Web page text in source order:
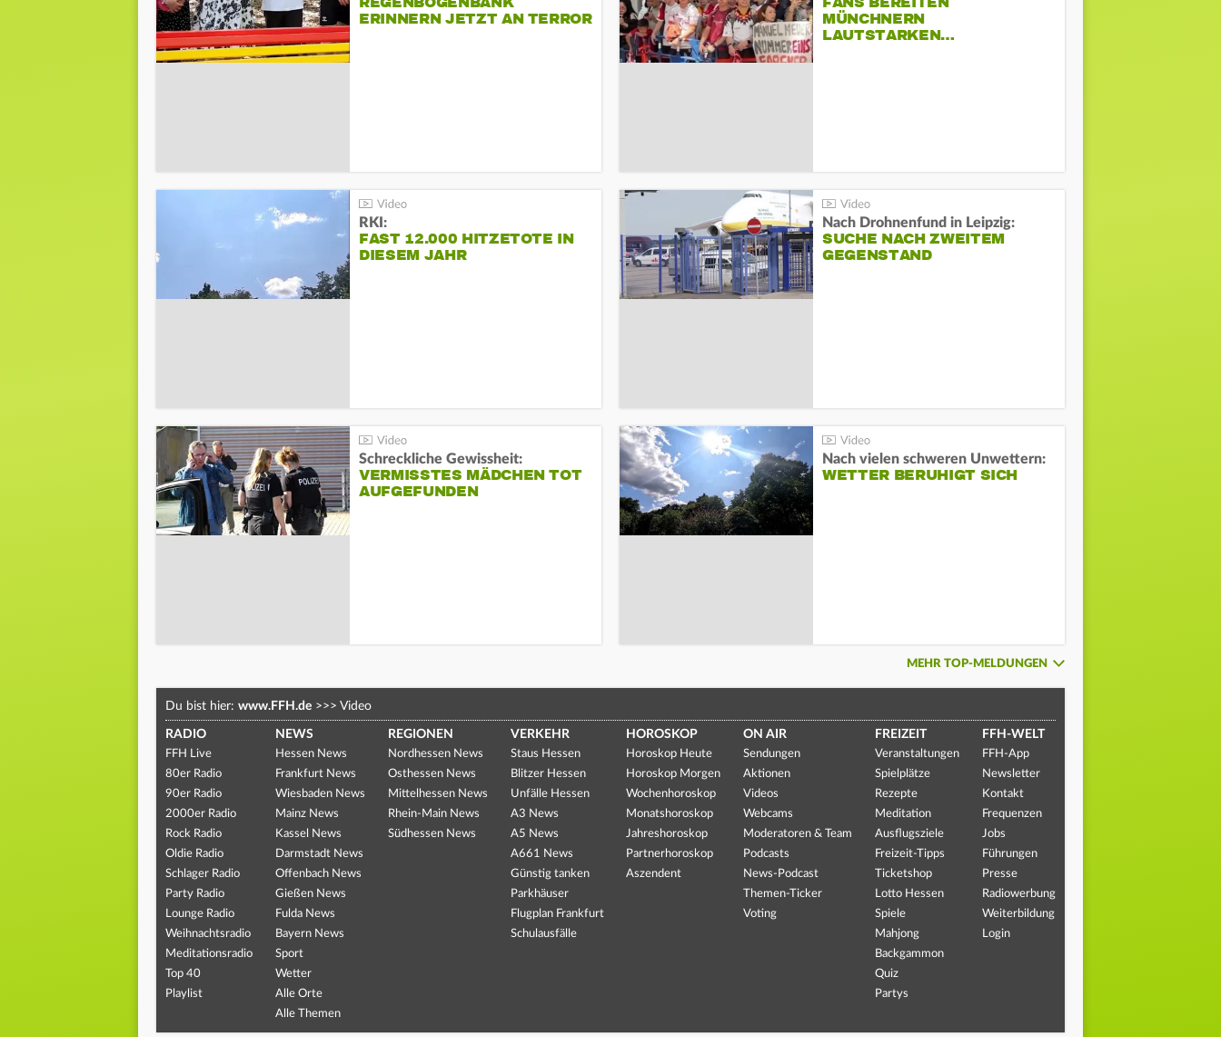
ERINNERN JETZT AN TERROR
MÜNCHNERN
LAUTSTARKEN…
RKI:
FAST 12.000 HITZETOTE IN
DIESEM JAHR
Nach Drohnenfund in Leipzig:
SUCHE NACH ZWEITEM
GEGENSTAND
Schreckliche Gewissheit:
VERMISSTES MÄDCHEN TOT
AUFGEFUNDEN
Nach vielen schweren Unwettern:
WETTER BERUHIGT SICH
MEHR TOP-MELDUNGEN
Du bist hier: www.FFH.de >>> Video
RADIO
FFH Live
80er Radio
90er Radio
2000er Radio
Rock Radio
Oldie Radio
Schlager Radio
Party Radio
Lounge Radio
Weihnachtsradio
Meditationsradio
Top 40
Playlist
NEWS
Hessen News
Frankfurt News
Wiesbaden News
Mainz News
Kassel News
Darmstadt News
Offenbach News
Gießen News
Fulda News
Bayern News
Sport
Wetter
Alle Orte
Alle Themen
REGIONEN
Nordhessen News
Osthessen News
Mittelhessen News
Rhein-Main News
Südhessen News
VERKEHR
Staus Hessen
Blitzer Hessen
Unfälle Hessen
A3 News
A5 News
A661 News
Günstig tanken
Parkhäuser
Flugplan Frankfurt
Schulausfälle
HOROSKOP
Horoskop Heute
Horoskop Morgen
Wochenhoroskop
Monatshoroskop
Jahreshoroskop
Partnerhoroskop
Aszendent
ON AIR
Sendungen
Aktionen
Videos
Webcams
Moderatoren & Team
Podcasts
News-Podcast
Themen-Ticker
Voting
FREIZEIT
Veranstaltungen
Spielplätze
Rezepte
Meditation
Ausflugsziele
Freizeit-Tipps
Ticketshop
Lotto Hessen
Spiele
Mahjong
Backgammon
Quiz
Partys
FFH-WELT
FFH-App
Newsletter
Kontakt
Frequenzen
Jobs
Führungen
Presse
Radiowerbung
Weiterbildung
Login